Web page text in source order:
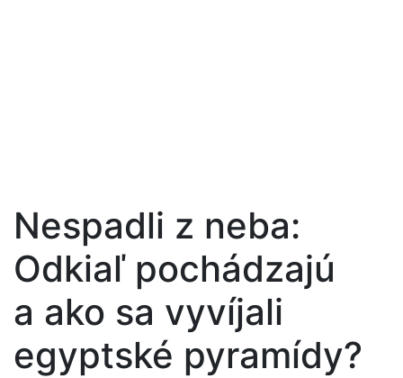
Nespadli z neba:
Odkiaľ pochádzajú
a ako sa vyvíjali
egyptské pyramídy?